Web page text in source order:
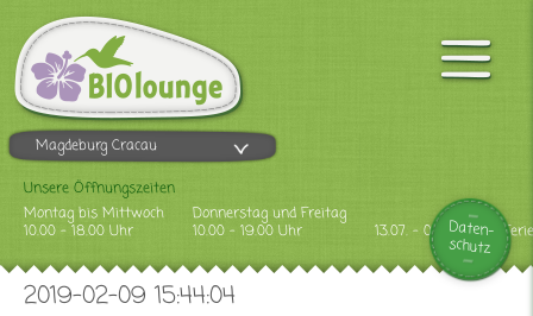
Magdeburg Cracau
Unsere Öffnungszeiten
Montag bis Mittwoch
10.00 - 18.00 Uhr
Donnerstag und Freitag
10.00 - 19.00 Uhr
13.07. - 09.08.2026
Daten-
schutz
2019-02-09 15:44:04